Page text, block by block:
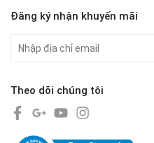
Đăng ký nhận khuyến mãi
Theo dõi chúng tôi